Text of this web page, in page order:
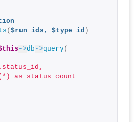
( $run_ids, $type_id )
->db ->query(
as status_count